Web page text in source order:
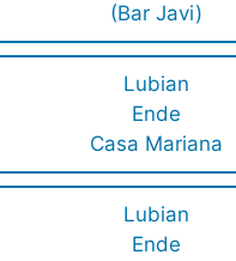
(Bar Javi)
Lubian
Ende
Casa Mariana
Lubian
Ende